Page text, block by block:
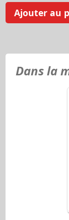
Ajouter au
Dans la